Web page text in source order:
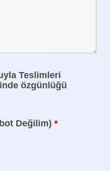
Teslimleri
özgünlüğü
Değilim)*